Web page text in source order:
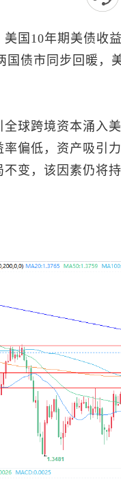
国10年期美债收
国债市同步回暖，
球跨境资本涌入
偏低，资产吸引
不变，该因素仍将